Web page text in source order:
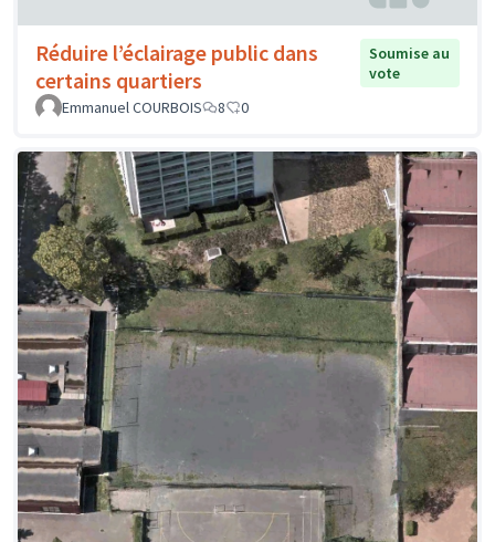
Réduire l’éclairage public dans
certains quartiers
Soumise au
vote
Emmanuel COURBOIS
8 0